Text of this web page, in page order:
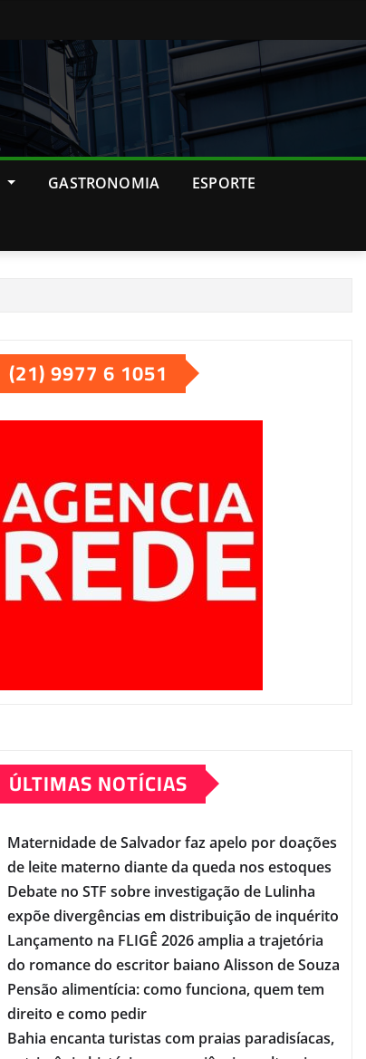
GASTRONOMIA ESPORTE
(21) 9977 6 1051
ÚLTIMAS NOTÍCIAS
Maternidade de Salvador faz apelo por doações
de leite materno diante da queda nos estoques
Debate no STF sobre investigação de Lulinha
expõe divergências em distribuição de inquérito
Lançamento na FLIGÊ 2026 amplia a trajetória
do romance do escritor baiano Alisson de Souza
Pensão alimentícia: como funciona, quem tem
direito e como pedir
Bahia encanta turistas com praias paradisíacas,